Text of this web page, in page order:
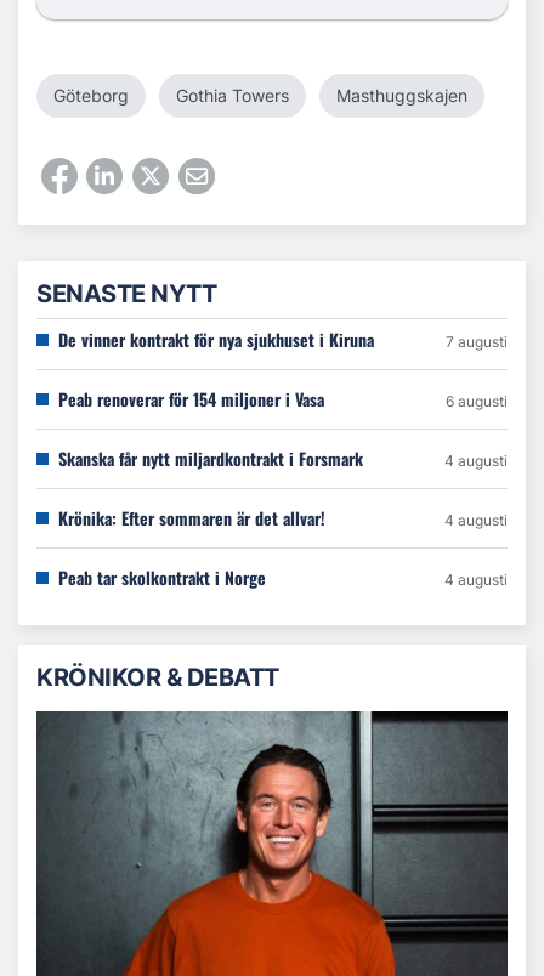
Göteborg Gothia Towers Masthuggskajen
SENASTE NYTT
De vinner kontrakt för nya sjukhuset i Kiruna 7 augusti
Peab renoverar för 154 miljoner i Vasa 6 augusti
Skanska får nytt miljardkontrakt i Forsmark 4 augusti
Krönika: Efter sommaren är det allvar! 4 augusti
Peab tar skolkontrakt i Norge 4 augusti
KRÖNIKOR & DEBATT